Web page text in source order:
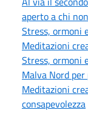
aperto a chi
Stress, ormoni
Meditazioni
Stress, ormoni
Malva Nord
Meditazioni
consapevolezza